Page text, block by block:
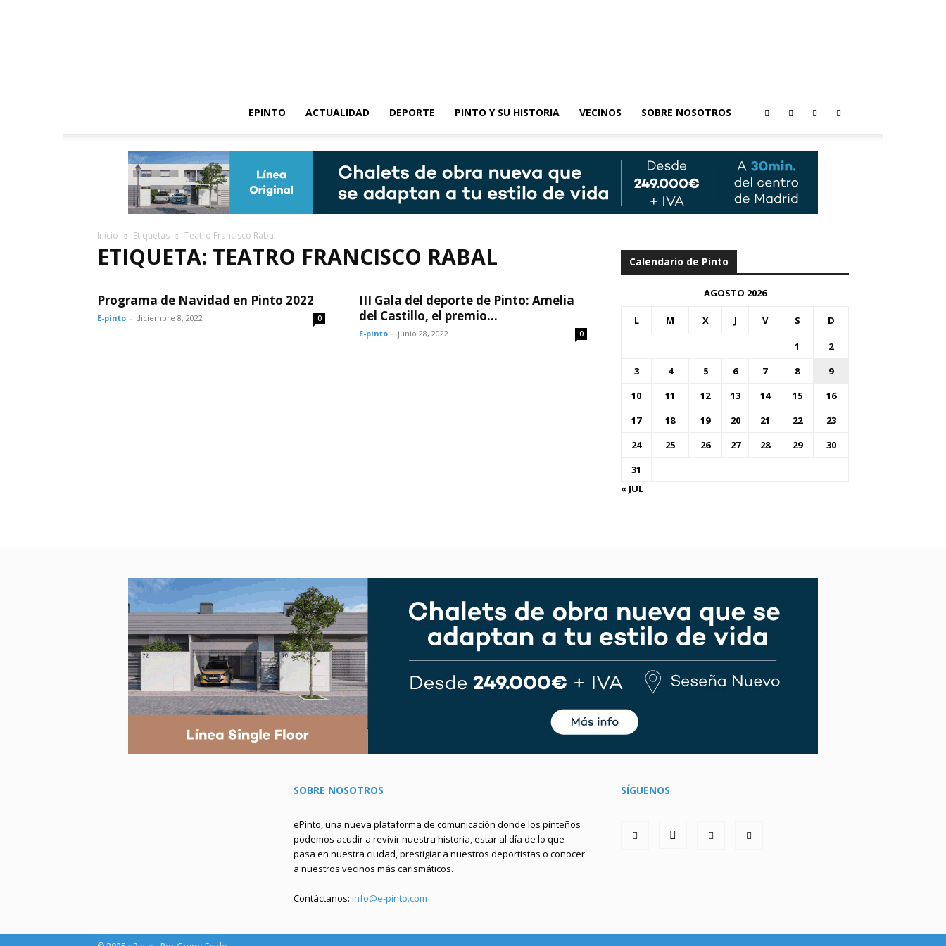
EPINTO
ACTUALIDAD DEPORTE PINTO Y SU HISTORIA VECINOS SOBRE NOSOTROS
Inicio Etiquetas Teatro Francisco Rabal
ETIQUETA: TEATRO FRANCISCO RABAL
Programa de Navidad en Pinto 2022
E-pinto - diciembre 8, 2022 0
III Gala del deporte de Pinto: Amelia
del Castillo, el premio...
E-pinto - junio 28, 2022 0
Calendario de Pinto
AGOSTO 2026
L M X J V S D
1
2
3
4 5 6 7 8
9
10
11 12 13 14 15
16
17
18 19 20 21 22
23
24
25 26 27 28 29
30
31
« JUL
SOBRE NOSOTROS
ePinto, una nueva plataforma de comunicación donde los pinteños
podemos acudir a revivir nuestra historia, estar al día de lo que
pasa en nuestra ciudad, prestigiar a nuestros deportistas o conocer
a nuestros vecinos más carismáticos.
Contáctanos: info@e-pinto.com
SÍGUENOS